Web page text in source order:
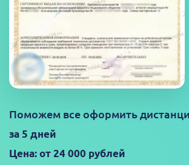
Поможем все оформить
за 5 дней
Цена: от 24 000 рублей